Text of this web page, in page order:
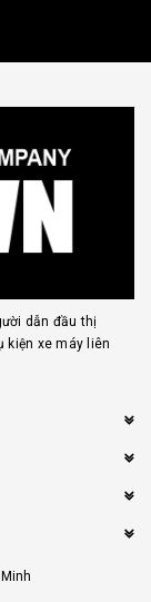
dẫn đầu thị
kiện xe máy liên